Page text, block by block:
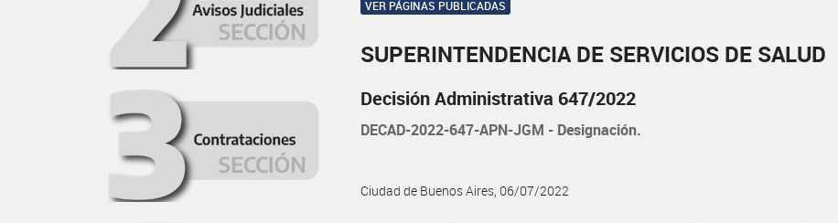
VER PÁGINAS PUBLICADAS
SUPERINTENDENCIA DE SERVICIOS DE SALUD
Decisión Administrativa 647/2022
DECAD-2022-647-APN-JGM - Designación.
Ciudad de Buenos Aires, 06/07/2022